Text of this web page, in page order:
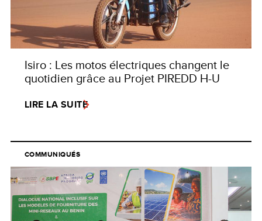
Isiro : Les motos électriques changent le
quotidien grâce au Projet PIREDD H-U
LIRE LA SUITE
COMMUNIQUÉS